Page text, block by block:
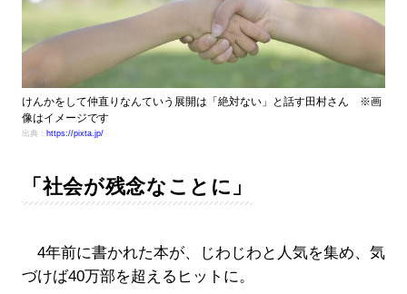
けんかをして仲直りなんていう展開は「絶対ない」と話す田村さん ※画
像はイメージです
出典： https://pixta.jp/
「社会が残念なことに」
4年前に書かれた本が、じわじわと人気を集め、気
づけば40万部を超えるヒットに。